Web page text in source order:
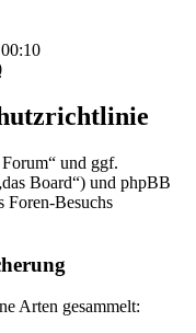
und ggf.
Board“) und phpBB
Foren-Besuchs
Arten gesammelt: